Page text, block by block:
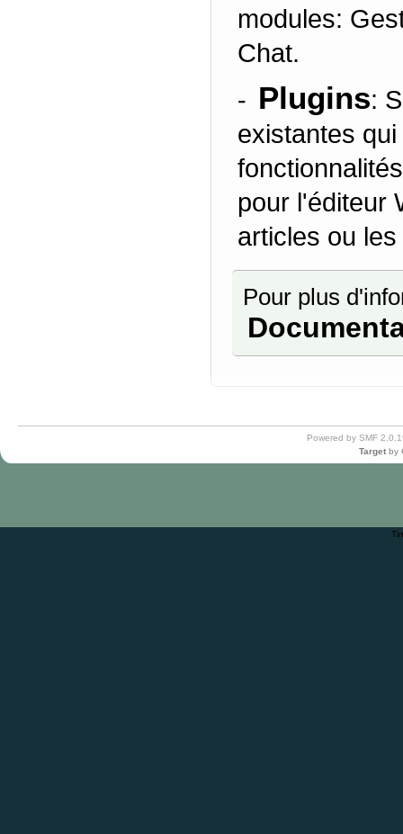
modules:
Chat.
- Plugins:
existantes
pour l'éditeur
articles ou
Pour plus
Powered by SMF
Target by